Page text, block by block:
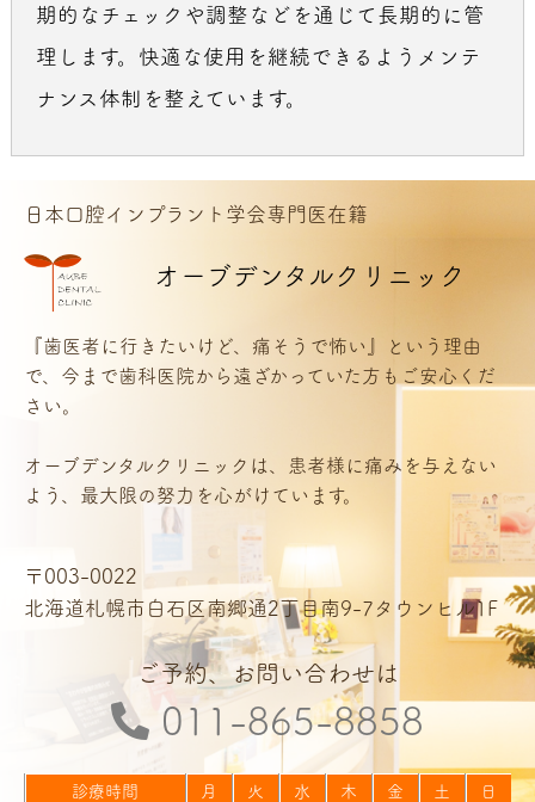
期的なチェックや調整などを通じて長期的に管
理します。快適な使用を継続できるようメンテ
ナンス体制を整えています。
日本口腔インプラント学会専門医在籍
オーブデンタルクリニック
『歯医者に行きたいけど、痛そうで怖い』という理由
で、今まで歯科医院から遠ざかっていた方もご安心くだ
さい。
オーブデンタルクリニックは、患者様に痛みを与えない
よう、最大限の努力を心がけています。
〒003-0022
北海道札幌市白石区南郷通2丁目南9-7タウンヒル1F
ご予約、お問い合わせは
011-865-8858
診療時間 月 火 水 木 金 土 日